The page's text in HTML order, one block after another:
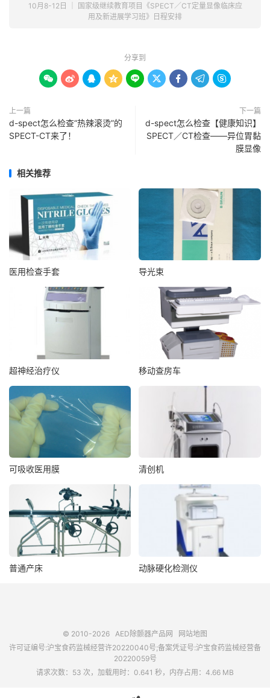
10月8-12日 ｜ 国家级继续教育项目《SPECT／CT定量显像临床应
用及新进展学习班》日程安排
分享到
        
上一篇
d-spect怎么检查“热辣滚烫”的
SPECT-CT来了！
下一篇
d-spect怎么检查【健康知识】
SPECT／CT检查——异位胃黏
膜显像
相关推荐
医用检查手套 导光束
超神经治疗仪 移动查房车
可吸收医用膜 清创机
普通产床 动脉硬化检测仪
© 2010-2026 AED除颤器产品网
网站地图
许可证编号:沪宝食药监械经营许20220040号;备案凭证号:沪宝食药监械经营备
20220059号
请求次数：53 次，加载用时：0.641 秒，内存占用：4.66 MB